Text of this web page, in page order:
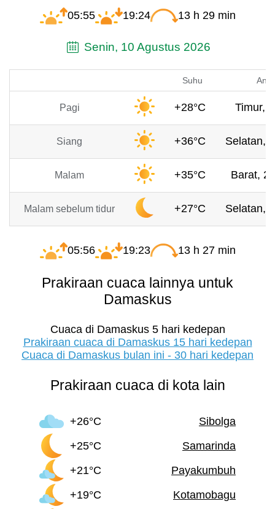
05:55 19:24 13 h 29 min
Senin, 10 Agustus 2026
Suhu
Pagi +28°C Timur,
Siang +36°C Selatan,
Malam +35°C Barat,
Malam sebelum tidur +27°C Selatan,
05:56 19:23 13 h 27 min
Prakiraan cuaca lainnya untuk
Damaskus
Cuaca di Damaskus 5 hari kedepan
Prakiraan cuaca di Damaskus 15 hari kedepan
Cuaca di Damaskus bulan ini - 30 hari kedepan
Prakiraan cuaca di kota lain
+26°C
Sibolga
+25°C
Samarinda
+21°C
Payakumbuh
+19°C
Kotamobagu